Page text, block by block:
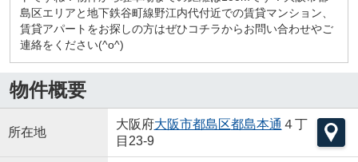
島区エリアと地下鉄谷町線野江内代付近での賃貸マンション、
賃貸アパートをお探しの方はぜひコチラからお問い合わせやご
連絡をください(^o^)
物件概要
所在地
大阪府大阪市都島区都島本通 ４丁
目23-9